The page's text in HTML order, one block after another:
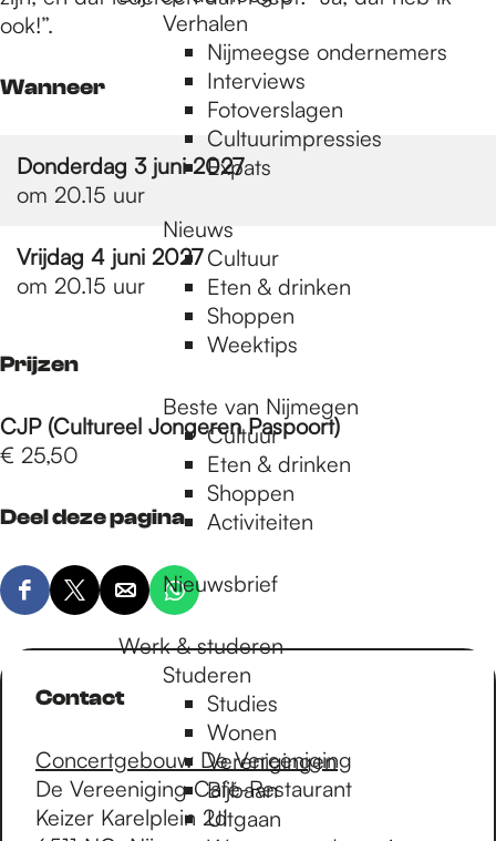
Verhalen
Nijmeegse ondernemers
Interviews
Fotoverslagen
Cultuurimpressies
Expats
Nieuws
Cultuur
Eten & drinken
Shoppen
Weektips
Beste van Nijmegen
Cultuur
Eten & drinken
Shoppen
Activiteiten
Nieuwsbrief
Werk & studeren
Studeren
Studies
Wonen
Verenigingen
Bijbaan
Uitgaan
ook!”.
Wanneer
Donderdag 3 juni 2027
om 20.15 uur
Vrijdag 4 juni 2027
om 20.15 uur
Prijzen
CJP (Cultureel Jongeren Paspoort)
€ 25,50
Deel deze pagina
D
e
D
e
l
z
e
p
D
e
e
l
z
e
p
D
e
e
l
d
z
e
p
Contact
Concertgebouw De Vereeniging
De Vereeniging Café-Restaurant
Keizer Karelplein 2d